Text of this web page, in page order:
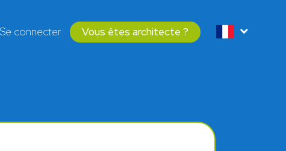
connecter Vous êtes architecte ?